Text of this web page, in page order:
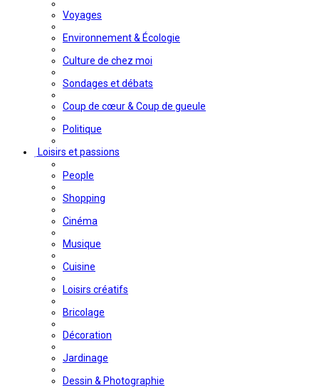
Voyages
Environnement & Écologie
Culture de chez moi
Sondages et débats
Coup de cœur & Coup de gueule
Politique
Loisirs et passions
People
Shopping
Cinéma
Musique
Cuisine
Loisirs créatifs
Bricolage
Décoration
Jardinage
Dessin & Photographie